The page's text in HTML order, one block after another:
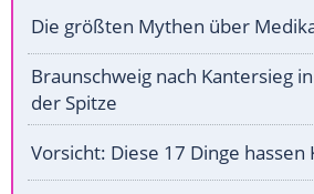
Die größten Mythen über
Braunschweig nach Kantersieg
der Spitze
Vorsicht: Diese 17 Dinge hassen